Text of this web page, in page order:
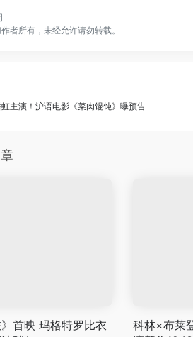
者所有，未经允许请勿转载。
主演！沪语电影《菜肉馄饨》曝预告
》首映 玛格特罗比衣
科林×布莱